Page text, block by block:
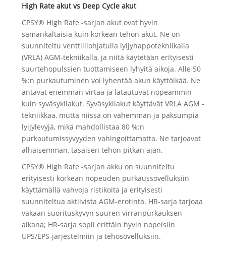
High Rate akut vs Deep Cycle akut
CPSY® High Rate -sarjan akut ovat hyvin
samankaltaisia ​​kuin korkean tehon akut. Ne on
suunniteltu venttiiliohjatulla lyijyhappotekniikalla
(VRLA) AGM-tekniikalla, ja niitä käytetään erityisesti
suurtehopulssien tuottamiseen lyhyitä aikoja. Alle 50
%:n purkautuminen voi lyhentää akun käyttöikää. Ne
antavat enemmän virtaa ja latautuvat nopeammin
kuin syväsykliakut. Syväsykliakut käyttävät VRLA AGM -
tekniikkaa, mutta niissä on vähemmän ja paksumpia
lyijylevyjä, mikä mahdollistaa 80 %:n
purkautumissyvyyden vahingoittamatta. Ne tarjoavat
alhaisemman, tasaisen tehon pitkän ajan.
CPSY® High Rate -sarjan akku on suunniteltu
erityisesti korkean nopeuden purkaussovelluksiin
käyttämällä vahvoja ristikoita ja erityisesti
suunniteltua aktiivista AGM-erotinta. HR-sarja tarjoaa
vakaan suorituskyvyn suuren virranpurkauksen
aikana; HR-sarja sopii erittäin hyvin nopeisiin
UPS/EPS-järjestelmiin ja tehosovelluksiin.